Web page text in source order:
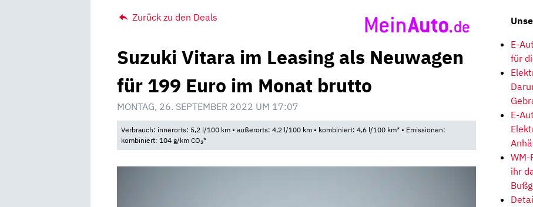
Zurück zu den Deals
Suzuki Vitara im Leasing als Neuwagen
für 199 Euro im Monat brutto
MONTAG, 26. SEPTEMBER 2022 UM 17:07
Verbrauch: innerorts: 5,2 l/100 km • außerorts: 4,2 l/100 km • kombiniert: 4,6 l/100 km* • Emissionen:
kombiniert: 104 g/km CO2*
E-
für
E-
WM-
ihr